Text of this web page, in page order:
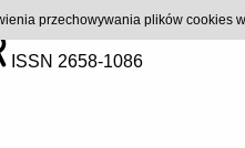
ISSN 2658-1086
przechowywania plików cookies